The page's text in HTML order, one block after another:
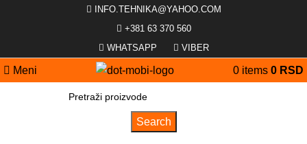
INFO.TEHNIKA@YAHOO.COM
+381 63 370 560
WHATSAPP
VIBER
Meni 0 items 0 RSD
Search